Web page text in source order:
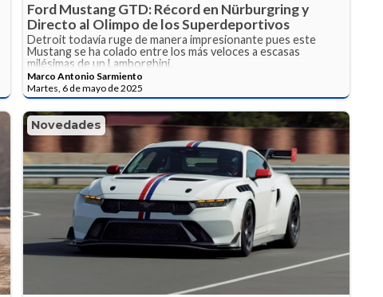
Ford Mustang GTD: Récord en Nürburgring y
Directo al Olimpo de los Superdeportivos
Detroit todavía ruge de manera impresionante pues este
Mustang se ha colado entre los más veloces a escasas
milésimas de un Lamborghini.
Marco Antonio Sarmiento
Martes, 6 de mayo de 2025
Novedades